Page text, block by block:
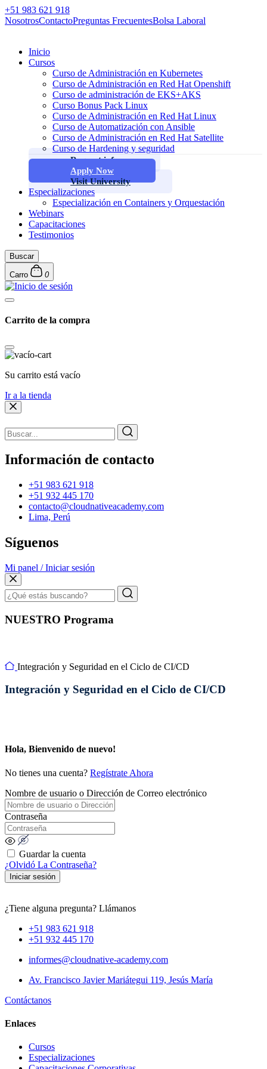
+51 983 621 918
NosotrosContactoPreguntas FrecuentesBolsa Laboral
Inicio
Cursos
Curso de Administración en Kubernetes
Curso de Administración en Red Hat Openshift
Curso de administración de EKS+AKS
Curso Bonus Pack Linux
Curso de Administración en Red Hat Linux
Curso de Automatización con Ansible
Curso de Administración en Red Hat Satellite
Curso de Hardening y seguridad
Request info
Apply Now
Visit University
Especializaciones
Especialización en Containers y Orquestación
Webinars
Capacitaciones
Testimonios
Buscar
Carro 0
Carrito de la compra
Su carrito está vacío
Ir a la tienda
Información de contacto
+51 983 621 918
+51 932 445 170
contacto@cloudnativeacademy.com
Lima, Perú
Síguenos
Mi panel / Iniciar sesión
NUESTRO Programa
Integración y Seguridad en el Ciclo de CI/CD
Integración y Seguridad en el Ciclo de CI/CD
Hola, Bienvenido de nuevo!
No tienes una cuenta? Regístrate Ahora
Nombre de usuario o Dirección de Correo electrónico
Contraseña
Guardar la cuenta
¿Olvidó La Contraseña?
Iniciar sesión
¿Tiene alguna pregunta? Llámanos
+51 983 621 918
+51 932 445 170
informes@cloudnative-academy.com
Av. Francisco Javier Mariátegui 119, Jesús María
Contáctanos
Enlaces
Cursos
Especializaciones